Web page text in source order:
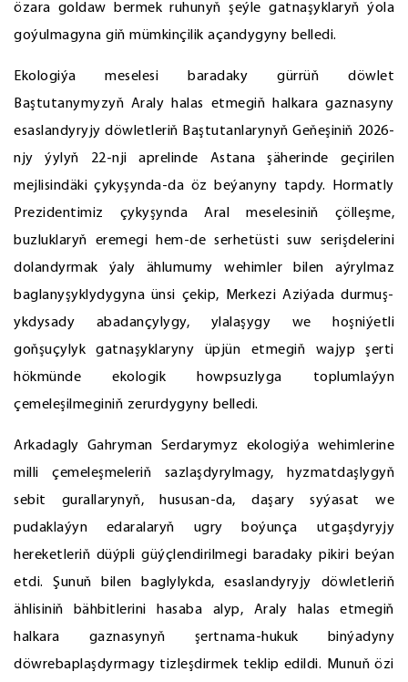
özara goldaw bermek ruhunyň şeýle gatnaşyklaryň ýola
goýulmagyna giň mümkinçilik açandygyny belledi.
Ekologiýa meselesi baradaky gürrüň döwlet
Baştutanymyzyň Araly halas etmegiň halkara gaznasyny
esaslandyryjy döwletleriň Baştutanlarynyň Geňeşiniň 2026-
njy ýylyň 22-nji aprelinde Astana şäherinde geçirilen
mejlisindäki çykyşynda-da öz beýanyny tapdy. Hormatly
Prezidentimiz çykyşynda Aral meselesiniň çölleşme,
buzluklaryň eremegi hem-de serhetüsti suw serişdelerini
dolandyrmak ýaly ählumumy wehimler bilen aýrylmaz
baglanyşyklydygyna ünsi çekip, Merkezi Aziýada durmuş-
ykdysady abadançylygy, ylalaşygy we hoşniýetli
goňşuçylyk gatnaşyklaryny üpjün etmegiň wajyp şerti
hökmünde ekologik howpsuzlyga toplumlaýyn
çemeleşilmeginiň zerurdygyny belledi.
Arkadagly Gahryman Serdarymyz ekologiýa wehimlerine
milli çemeleşmeleriň sazlaşdyrylmagy, hyzmatdaşlygyň
sebit gurallarynyň, hususan-da, daşary syýasat we
pudaklaýyn edaralaryň ugry boýunça utgaşdyryjy
hereketleriň düýpli güýçlendirilmegi baradaky pikiri beýan
etdi. Şunuň bilen baglylykda, esaslandyryjy döwletleriň
ählisiniň bähbitlerini hasaba alyp, Araly halas etmegiň
halkara gaznasynyň şertnama-hukuk binýadyny
döwrebaplaşdyrmagy tizleşdirmek teklip edildi. Munuň özi